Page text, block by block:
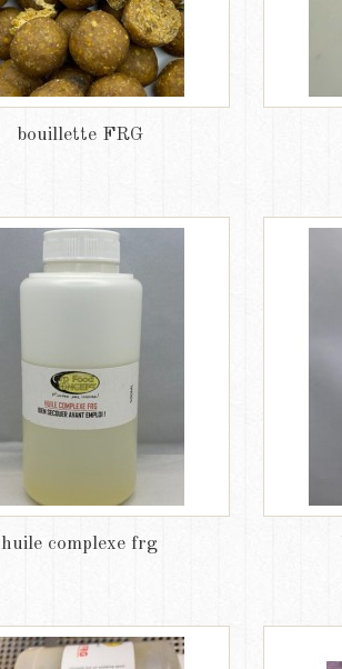
bouillette FRG
huile complexe frg